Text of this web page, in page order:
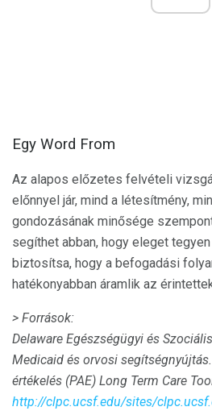
Egy Word From
Az alapos előzetes felvételi
előnnyel jár, mind a létesítmény,
gondozásának minősége
segíthet abban, hogy eleget
biztosítsa, hogy a befogadási
hatékonyabban áramlik az
> Források:
Delaware Egészségügyi és
Medicaid és orvosi segítségnyújtás.
értékelés (PAE) Long Term Care
http://clpc.ucsf.edu/sites/